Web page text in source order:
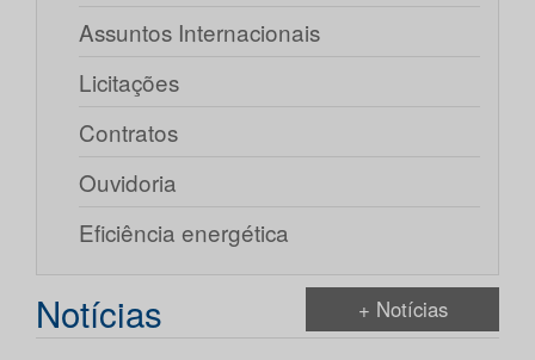
Assuntos Internacionais
Licitações
Contratos
Ouvidoria
Eficiência energética
Notícias + Notícias